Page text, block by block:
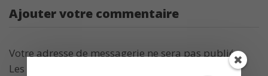
Ajouter votre commentaire
Votre adresse de messagerie ne sera pas publiée.
Les champs obligatoires sont indiqués avec